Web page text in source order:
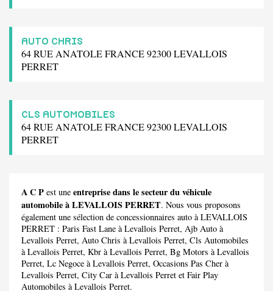
AUTO CHRIS
64 RUE ANATOLE FRANCE 92300 LEVALLOIS
PERRET
CLS AUTOMOBILES
64 RUE ANATOLE FRANCE 92300 LEVALLOIS
PERRET
A C P est une entreprise dans le secteur du véhicule
automobile à LEVALLOIS PERRET. Nous vous proposons
également une sélection de concessionnaires auto à LEVALLOIS
PERRET : Paris Fast Lane à Levallois Perret, Ajb Auto à
Levallois Perret, Auto Chris à Levallois Perret, Cls Automobiles
à Levallois Perret, Kbr à Levallois Perret, Bg Motors à Levallois
Perret, Lc Negoce à Levallois Perret, Occasions Pas Cher à
Levallois Perret, City Car à Levallois Perret et Fair Play
Automobiles à Levallois Perret.